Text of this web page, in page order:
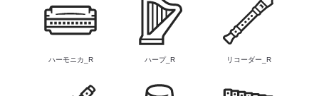
ハーモニカ_R ハープ_R リコーダー_R